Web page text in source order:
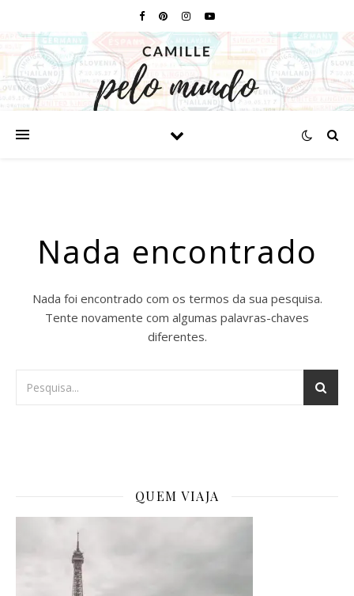
Nada encontrado
Nada foi encontrado com os termos da sua pesquisa.
Tente novamente com algumas palavras-chaves
diferentes.
QUEM VIAJA